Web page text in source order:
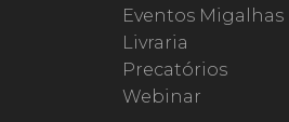
Eventos Migalhas
Livraria
Precatórios
Webinar